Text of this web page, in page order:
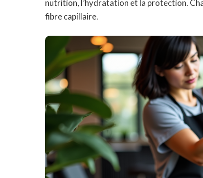
nutrition, l’hydratation et la protection.
fibre capillaire.